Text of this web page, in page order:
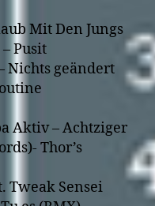
Mit Den Jungs
Pusit
Nichts geändert
Aktiv – Achtziger
Thor’s
Tweak Sensei